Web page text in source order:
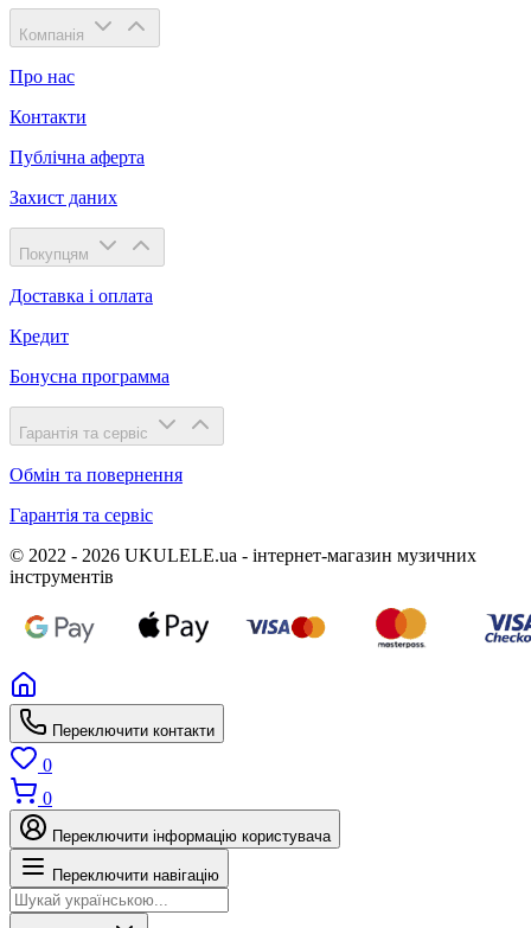
Компанія
Про нас
Контакти
Публічна аферта
Захист даних
Покупцям
Доставка і оплата
Кредит
Бонусна программа
Гарантія та сервіс
Обмін та повернення
Гарантія та сервіс
© 2022 - 2026 UKULELE.ua - інтернет-магазин музичних
інструментів
Переключити контакти
0
0
Переключити інформацію користувача
Переключити навігацію